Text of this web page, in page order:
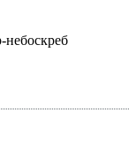
небоскреб